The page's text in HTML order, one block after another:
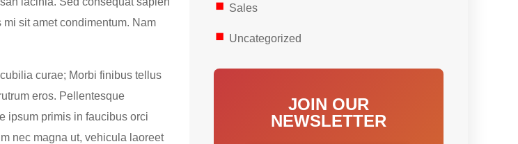
sit amet condimentum. Nam
curae; Morbi finibus tellus
eros. Pellentesque
ipsum primis in faucibus orci
nec magna ut, vehicula laoreet
Sales
Uncategorized
JOIN OUR
NEWSLETTER